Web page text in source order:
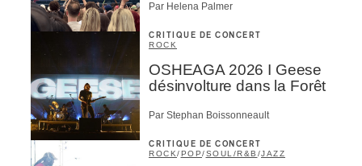
Par Helena Palmer
CRITIQUE DE CONCERT
ROCK
OSHEAGA 2026 I Geese
désinvolture dans la Forêt
Par Stephan Boissonneault
CRITIQUE DE CONCERT
ROCK/POP/SOUL/R&B /JAZZ